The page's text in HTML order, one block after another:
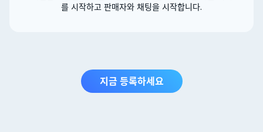
를 시작하고 판매자와 채팅을 시작합니다.
지금 등록하세요